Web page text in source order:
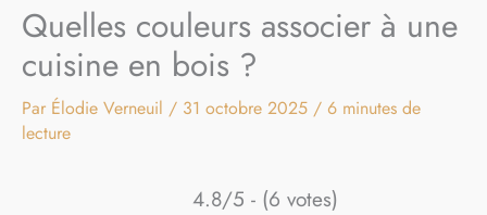
Quelles couleurs associer à une
cuisine en bois ?
Par Élodie Verneuil / 31 octobre 2025 / 6 minutes de
lecture
4.8/5 - (6 votes)